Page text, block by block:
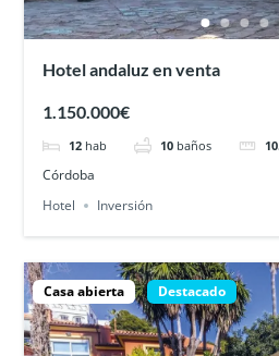
Hotel andaluz en venta
1.150.000€
12 hab 10 baños
Córdoba
Hotel
Inversión
Casa abierta Destacado